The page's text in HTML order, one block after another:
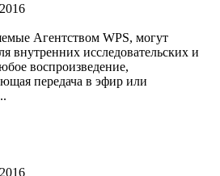
Агентством WPS, могут
внутренних исследовательских и
воспроизведение,
передача в эфир или